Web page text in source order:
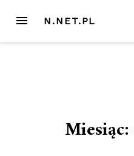
treści
MENU N.NET.PL
Miesiąc: